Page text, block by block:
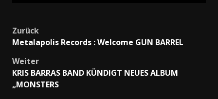
Beitragsnavigation
Zurück
Metalapolis Records : Welcome GUN BARREL
Weiter
KRIS BARRAS BAND KÜNDIGT NEUES ALBUM
„MONSTERS